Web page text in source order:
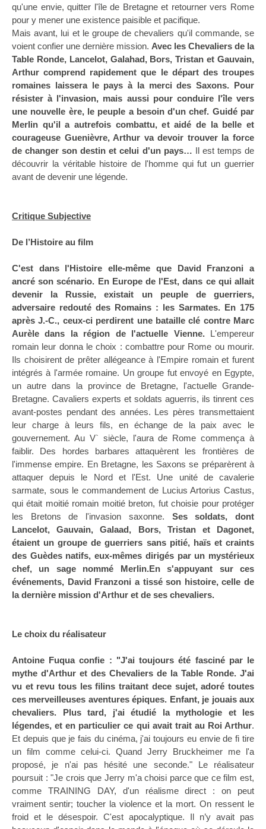
qu'une envie, quitter l'île de Bretagne et retourner vers Rome
pour y mener une existence paisible et pacifique.
Mais avant, lui et le groupe de chevaliers qu'il commande, se
voient confier une dernière mission. Avec les Chevaliers de la
Table Ronde, Lancelot, Galahad, Bors, Tristan et Gauvain,
Arthur comprend rapidement que le départ des troupes
romaines laissera le pays à la merci des Saxons. Pour
résister à l'invasion, mais aussi pour conduire l'île vers
une nouvelle ère, le peuple a besoin d'un chef. Guidé par
Merlin qu'il a autrefois combattu, et aidé de la belle et
courageuse Guenièvre, Arthur va devoir trouver la force
de changer son destin et celui d'un pays… Il est temps de
découvrir la véritable histoire de l'homme qui fut un guerrier
avant de devenir une légende.
Critique Subjective
De l’Histoire au film
C'est dans l'Histoire elle-même que David Franzoni a
ancré son scénario. En Europe de l'Est, dans ce qui allait
devenir la Russie, existait un peuple de guerriers,
adversaire redouté des Romains : les Sarmates. En 175
après J.-C., ceux-ci perdirent une bataille clé contre Marc
Aurèle dans la région de l'actuelle Vienne.L'empereur
romain leur donna le choix : combattre pour Rome ou mourir.
Ils choisirent de prêter allégeance à l'Empire romain et furent
intégrés à l'armée romaine. Un groupe fut envoyé en Egypte,
un autre dans la province de Bretagne, l'actuelle Grande-
Bretagne. Cavaliers experts et soldats aguerris, ils tinrent ces
avant-postes pendant des années. Les pères transmettaient
leur charge à leurs fils, en échange de la paix avec le
gouvernement. Au V` siècle, l'aura de Rome commença à
faiblir. Des hordes barbares attaquèrent les frontières de
l'immense empire. En Bretagne, les Saxons se préparèrent à
attaquer depuis le Nord et l'Est. Une unité de cavalerie
sarmate, sous le commandement de Lucius Artorius Castus,
qui était moitié romain moitié breton, fut choisie pour protéger
les Bretons de l'invasion saxonne. Ses soldats, dont
Lancelot, Gauvain, Galaad, Bors, Tristan et Dagonet,
étaient un groupe de guerriers sans pitié, haïs et craints
des Guèdes natifs, eux-mêmes dirigés par un mystérieux
chef, un sage nommé Merlin.En s'appuyant sur ces
événements, David Franzoni a tissé son histoire, celle de
la dernière mission d'Arthur et de ses chevaliers.
Le choix du réalisateur
Antoine Fuqua confie : "J'ai toujours été fasciné par le
mythe d'Arthur et des Chevaliers de la Table Ronde. J'ai
vu et revu tous les filins traitant dece sujet, adoré toutes
ces merveilleuses aventures épiques. Enfant, je jouais aux
chevaliers. Plus tard, j'ai étudié la mythologie et les
légendes, et en particulier ce qui avait trait au Roi Arthur.
Et depuis que je fais du cinéma, j'ai toujours eu envie de fi tire
un film comme celui-ci. Quand Jerry Bruckheimer me l'a
proposé, je n'ai pas hésité une seconde." Le réalisateur
poursuit : "Je crois que Jerry m'a choisi parce que ce film est,
comme TRAINING DAY, d'un réalisme direct : on peut
vraiment sentir; toucher la violence et la mort. On ressent le
froid et le désespoir. C'est apocalyptique. Il n’y avait pas